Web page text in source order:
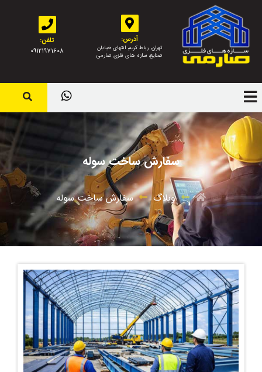
آدرس:
تهران، رباط کریم، انتهای خیابان
صنایع، سازه های فلزی صارمی
تلفن:
09121971608
سفارش ساخت سوله
وبلاگ سفارش ساخت سوله